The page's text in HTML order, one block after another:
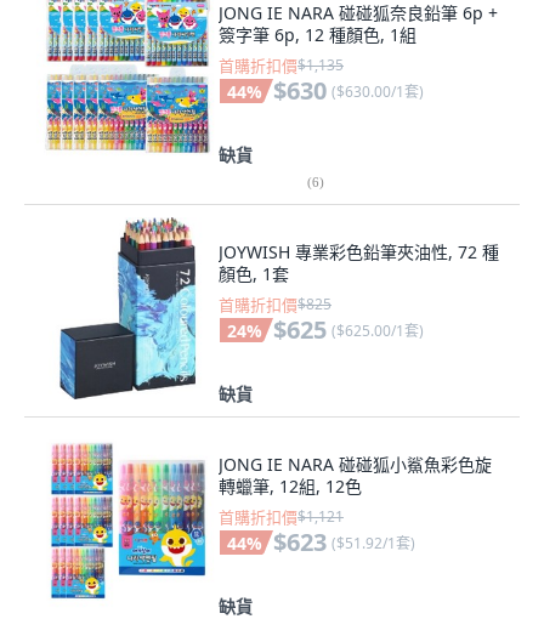
JONG IE NARA 碰碰狐奈良鉛筆 6p +
簽字筆 6p, 12 種顏色, 1組
首購折扣價$1,135
44% $630 ($630.00/1套)
缺貨
(6)
JOYWISH 專業彩色鉛筆夾油性, 72 種
顏色, 1套
首購折扣價$825
24% $625 ($625.00/1套)
缺貨
JONG IE NARA 碰碰狐小鯊魚彩色旋
轉蠟筆, 12組, 12色
首購折扣價$1,121
44% $623 ($51.92/1套)
缺貨